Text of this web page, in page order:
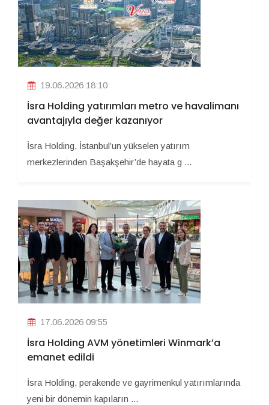
19.06.2026 18:10
İsra Holding yatırımları metro ve havalimanı
avantajıyla değer kazanıyor
İsra Holding, İstanbul’un yükselen yatırım
merkezlerinden Başakşehir’de hayata g ...
17.06.2026 09:55
İsra Holding AVM yönetimleri Winmark’a
emanet edildi
İsra Holding, perakende ve gayrimenkul yatırımlarında
yeni bir dönemin kapıların ...